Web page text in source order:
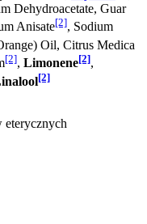
Dehydroacetate, Guar
Anisate[2], Sodium
Oil, Citrus Medica
[2], Limonene[2],
[2]
eterycznych